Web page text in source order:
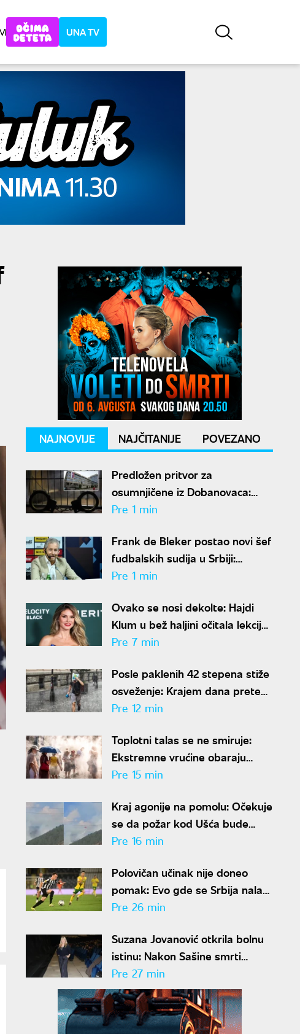
UNA TV
NAJNOVIJE NAJČITANIJE POVEZANO
Predložen pritvor za
osumnjičene iz Dobanovaca:
Branili se ćutanjem o 85
Pre 1 min
Frank de Bleker postao novi šef
fudbalskih sudija u Srbiji:
"Nisam povezan ni sa jednim
Pre 1 min
Ovako se nosi dekolte: Hajdi
Klum u bež haljini očitala lekciju
iz stila, mreže se usijale od
Pre 7 min
Posle paklenih 42 stepena stiže
osveženje: Krajem dana prete
nepogode, Čubrilo otkrio kada
Pre 12 min
Toplotni talas se ne smiruje:
Ekstremne vrućine obaraju
rekorde širom centralne i
Pre 15 min
Kraj agonije na pomolu: Očekuje
se da požar kod Ušća bude
uskoro lokalizovan
Pre 16 min
Polovičan učinak nije doneo
pomak: Evo gde se Srbija nalazi
na UEFA rang listi nakon
Evropi
Pre 26 min
Suzana Jovanović otkrila bolnu
istinu: Nakon Sašine smrti
mnogi su joj okrenuli leđa:
"Nestali su"
Pre 27 min